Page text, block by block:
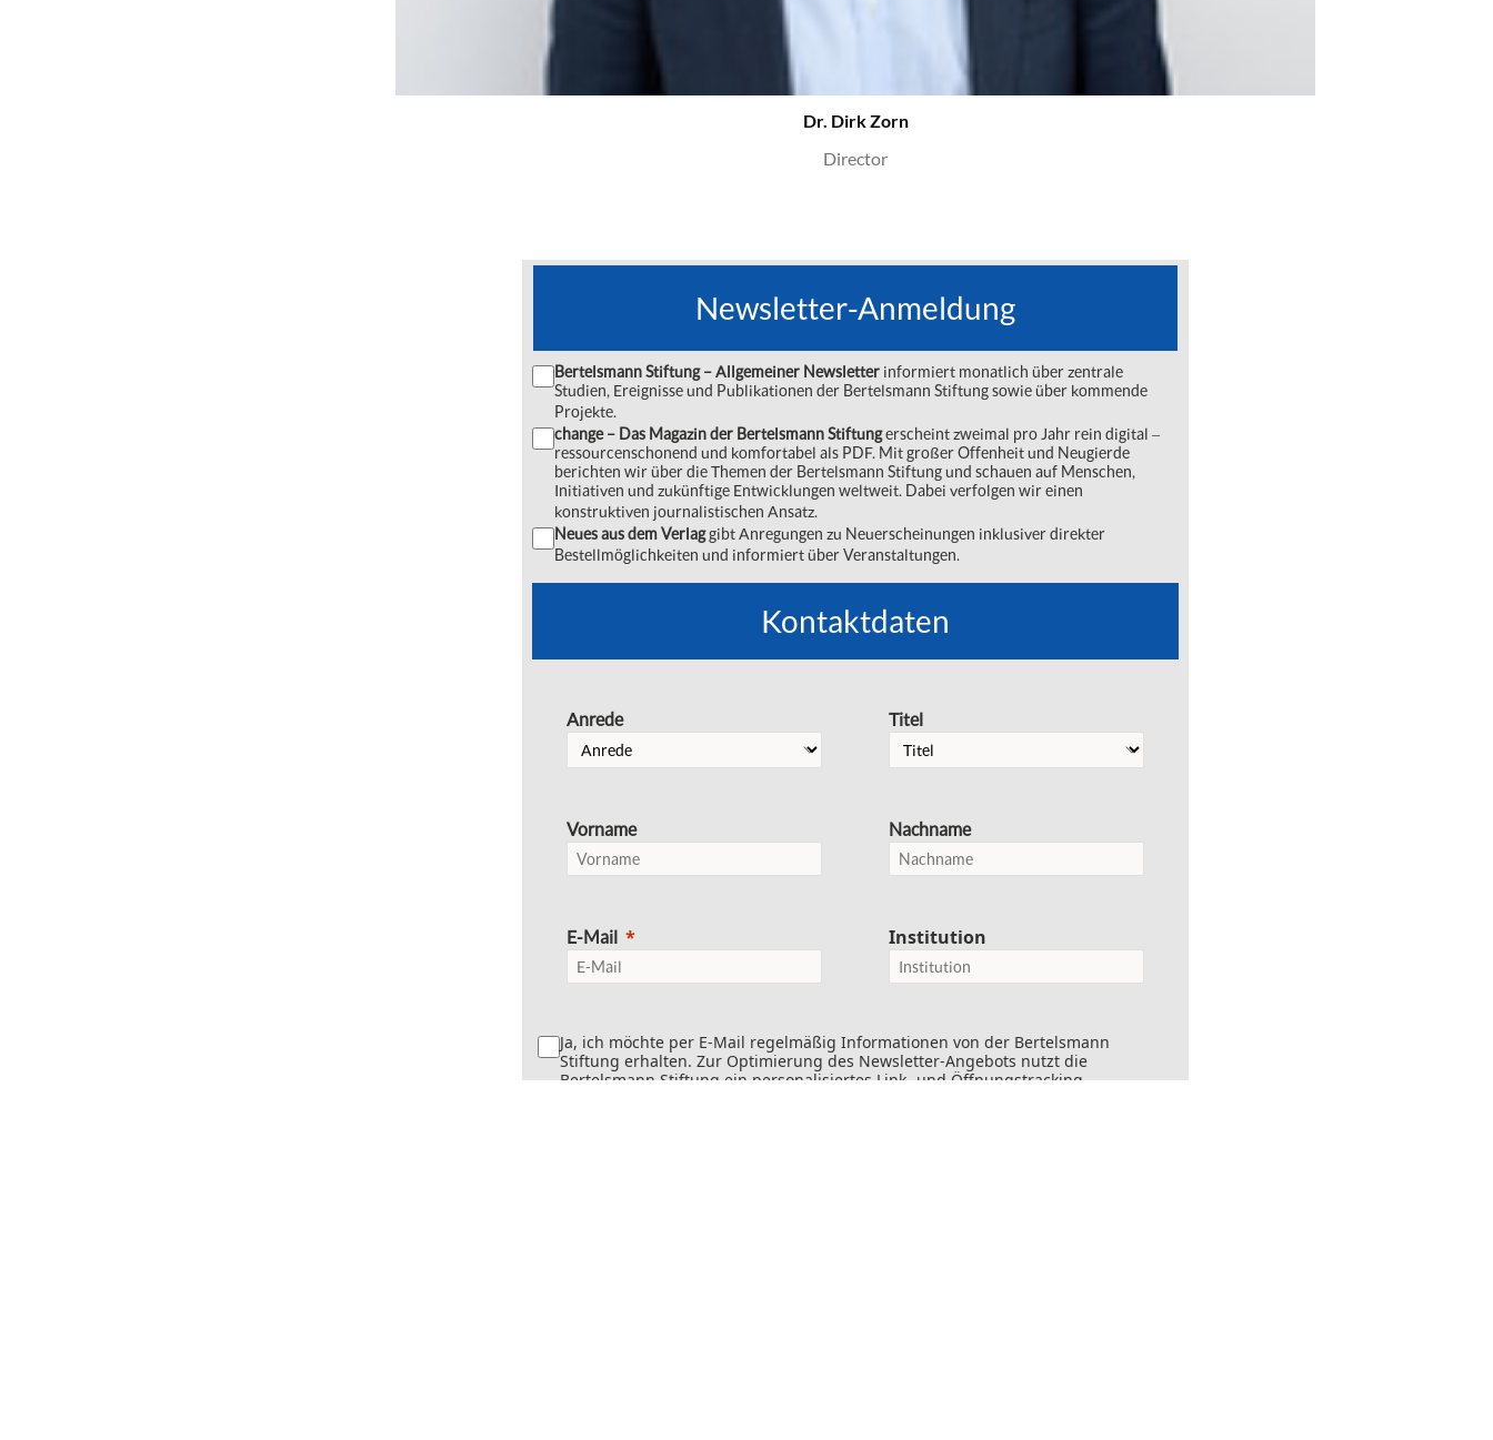
Dr. Dirk Zorn
Director
Newsletter-Anmeldung
Bertelsmann Stiftung – Allgemeiner Newsletter informiert monatlich über zentrale
Studien, Ereignisse und Publikationen der Bertelsmann Stiftung sowie über kommende
Projekte.
change – Das Magazin der Bertelsmann Stiftungerscheint zweimal pro Jahr rein digital ‒
ressourcenschonend und komfortabel als PDF. Mit großer Offenheit und Neugierde
berichten wir über die Themen der Bertelsmann Stiftung und schauen auf Menschen,
Initiativen und zukünftige Entwicklungen weltweit. Dabei verfolgen wir einen
konstruktiven journalistischen Ansatz.
Neues aus dem Verlaggibt Anregungen zu Neuerscheinungen inklusiver direkter
Bestellmöglichkeiten und informiert über Veranstaltungen.
Kontaktdaten
Anrede
Vorname
E-Mail
Titel
Nachname
Institution
Ja, ich möchte per E-Mail regelmäßig Informationen von der Bertelsmann
Stiftung erhalten. Zur Optimierung des Newsletter-Angebots nutzt die
Bertelsmann Stiftung ein personalisiertes Link- und Öffnungstracking.